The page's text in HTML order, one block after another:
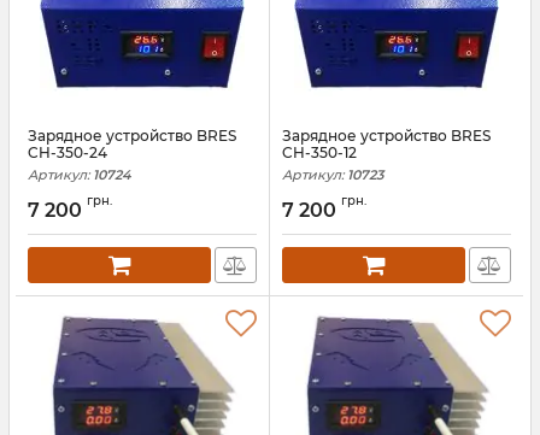
Зарядное устройство BRES
CH-350-24
Артикул: 10724
7 200 грн.
Зарядное устройство BRES
CH-350-12
Артикул: 10723
7 200 грн.